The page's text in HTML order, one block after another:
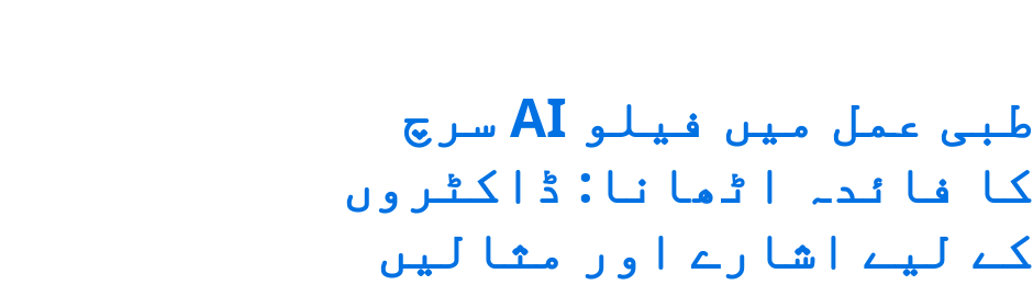
طبی عمل میں فیلو AI سرچ
کا فائدہ اٹھانا: ڈاکٹروں
کے لیے اشارے اور مثالیں